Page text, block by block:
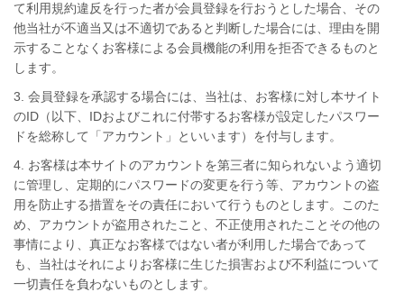
て利用規約違反を行った者が会員登録を行おうとした場合、その
他当社が不適当又は不適切であると判断した場合には、理由を開
示することなくお客様による会員機能の利用を拒否できるものと
します。
3. 会員登録を承認する場合には、当社は、お客様に対し本サイト
のID（以下、IDおよびこれに付帯するお客様が設定したパスワー
ドを総称して「アカウント」といいます）を付与します。
4. お客様は本サイトのアカウントを第三者に知られないよう適切
に管理し、定期的にパスワードの変更を行う等、アカウントの盗
用を防止する措置をその責任において行うものとします。このた
め、アカウントが盗用されたこと、不正使用されたことその他の
事情により、真正なお客様ではない者が利用した場合であって
も、当社はそれによりお客様に生じた損害および不利益について
一切責任を負わないものとします。